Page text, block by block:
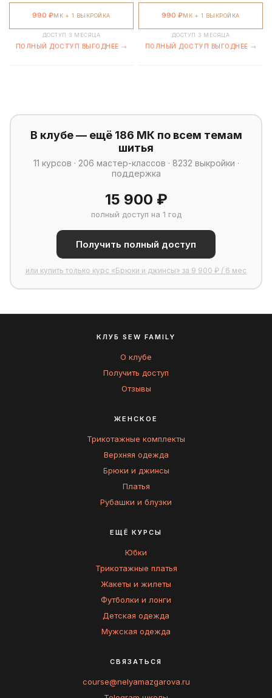
990 ₽МК + 1 ВЫКРОЙКА
ДОСТУП 3 МЕСЯЦА
ПОЛНЫЙ ДОСТУП ВЫГОДНЕЕ →
990 ₽МК + 1 ВЫКРОЙКА
ДОСТУП 3 МЕСЯЦА
ПОЛНЫЙ ДОСТУП ВЫГОДНЕЕ →
В клубе — ещё 186 МК по всем темам
шитья
11 курсов · 206 мастер-классов · 8232 выкройки ·
поддержка
15 900 ₽
полный доступ на 1 год
Получить полный доступ
или купить только курс «Брюки и джинсы» за 9 900 ₽ / 6 мес
КЛУБ SEW FAMILY
О клубе
Получить доступ
Отзывы
ЖЕНСКОЕ
Трикотажные комплекты
Верхняя одежда
Брюки и джинсы
Платья
Рубашки и блузки
ЕЩЁ КУРСЫ
Юбки
Трикотажные платья
Жакеты и жилеты
Футболки и лонги
Детская одежда
Мужская одежда
СВЯЗАТЬСЯ
course@nelyamazgarova.ru